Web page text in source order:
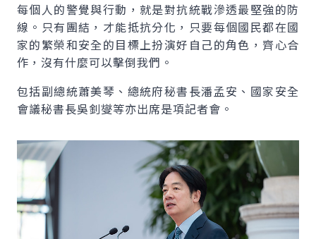
每個人的警覺與行動，就是對抗統戰滲透最堅強的防
線。只有團結，才能抵抗分化，只要每個國民都在國
家的繁榮和安全的目標上扮演好自己的角色，齊心合
作，沒有什麼可以擊倒我們。
包括副總統蕭美琴、總統府秘書長潘孟安、國家安全
會議秘書長吳釗燮等亦出席是項記者會。